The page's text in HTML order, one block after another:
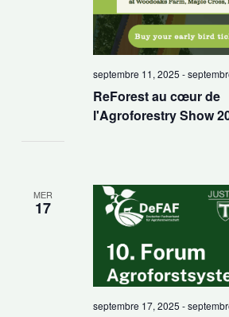
ReForest au cœur de
l'Agroforestry Show
septembre 11, 2025 -
MER
17
septembre 17, 2025 -